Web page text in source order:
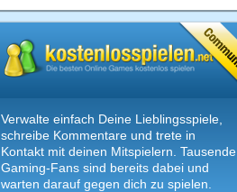
Verwalte einfach Deine Lieblingsspiele,
schreibe Kommentare und trete in
Kontakt mit deinen Mitspielern. Tausende
Gaming-Fans sind bereits dabei und
warten darauf gegen dich zu spielen.